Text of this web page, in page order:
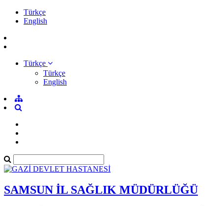
Türkçe
English
Türkçe
Türkçe
English
SAMSUN İL SAĞLIK MÜDÜRLÜĞÜ